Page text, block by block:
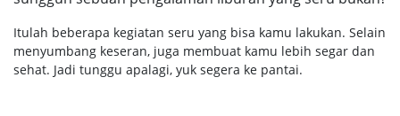
Itulah beberapa kegiatan seru yang bisa kamu lakukan. Selain
menyumbang keseran, juga membuat kamu lebih segar dan
sehat. Jadi tunggu apalagi, yuk segera ke pantai.